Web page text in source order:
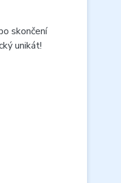
skončení
unikát!